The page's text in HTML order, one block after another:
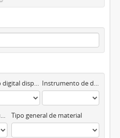
Objeto digital disponibles Instrumento de descripción
Régimen de derechos de autor Tipo general de material